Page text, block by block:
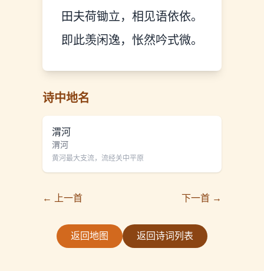
田夫荷锄立，相见语依依。
即此羡闲逸，怅然吟式微。
诗中地名
渭河
渭河
黄河最大支流，流经关中平原
← 上一首 下一首 →
返回地图 返回诗词列表